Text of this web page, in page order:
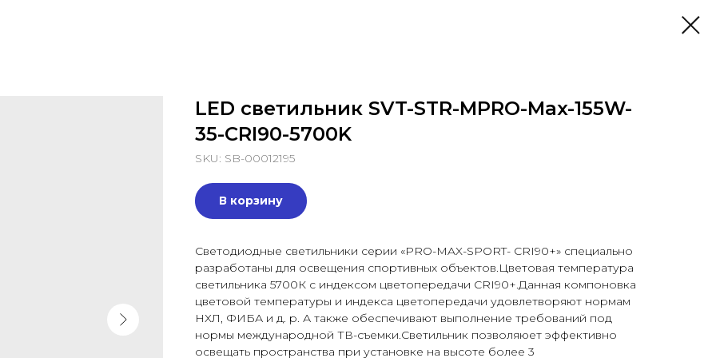
LED светильник SVT-STR-MPRO-Max-155W-
35-CRI90-5700K
SKU: SB-00012195
В корзину
Светодиодные светильники серии «PRO-MAX-SPORT- CRI90+» специально
разработаны для освещения спортивных объектов.Цветовая температура
светильника 5700К с индексом цветопередачи CRI90+.Данная компоновка
цветовой температуры и индекса цветопередачи удовлетворяют нормам
НХЛ, ФИБА и д. р. А также обеспечивают выполнение требований под
нормы международной ТВ-съемки.Светильник позволяюет эффективно
освещать пространства при установке на высоте более 3